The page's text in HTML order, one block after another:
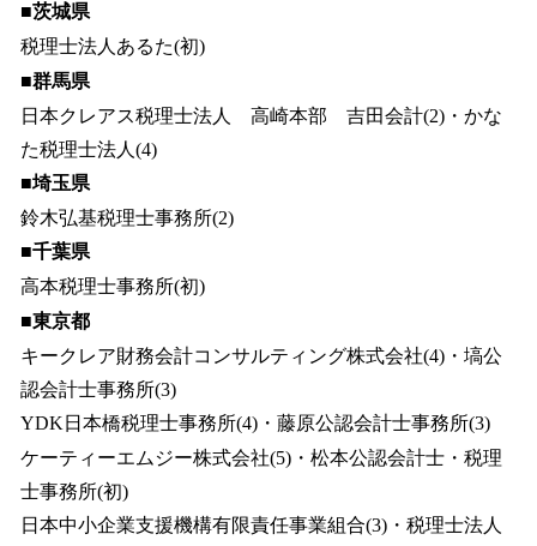
■茨城県
税理士法人あるた(初)
■群馬県
日本クレアス税理士法人 高崎本部 吉田会計(2)・かな
た税理士法人(4)
■埼玉県
鈴木弘基税理士事務所(2)
■千葉県
高本税理士事務所(初)
■東京都
キークレア財務会計コンサルティング株式会社(4)・塙公
認会計士事務所(3)
YDK日本橋税理士事務所(4)・藤原公認会計士事務所(3)
ケーティーエムジー株式会社(5)・松本公認会計士・税理
士事務所(初)
日本中小企業支援機構有限責任事業組合(3)・税理士法人